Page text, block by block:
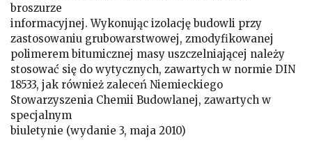
broszurze
informacyjnej. Wykonując izolację budowli przy
zastosowaniu grubowarstwowej, zmodyfikowanej
polimerem bitumicznej masy uszczelniającej należy
stosować się do wytycznych, zawartych w normie DIN
18533, jak również zaleceń Niemieckiego
Stowarzyszenia Chemii Budowlanej, zawartych w
specjalnym
biuletynie (wydanie 3, maja 2010)